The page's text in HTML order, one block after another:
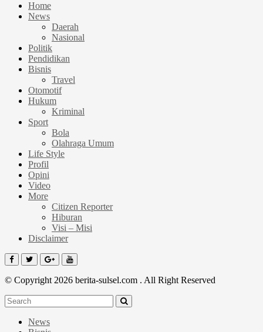
Home
News
Daerah
Nasional
Politik
Pendidikan
Bisnis
Travel
Otomotif
Hukum
Kriminal
Sport
Bola
Olahraga Umum
Life Style
Profil
Opini
Video
More
Citizen Reporter
Hiburan
Visi – Misi
Disclaimer
© Copyright 2026 berita-sulsel.com . All Right Reserved
News